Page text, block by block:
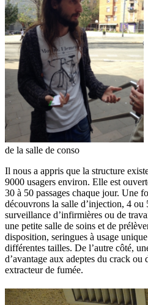
de la salle de conso
Il nous a appris que la structure
9000 usagers environ. Elle est
30 à 50 passages chaque jour. Une
découvrons la salle d’injection, 4 ou
surveillance d’infirmières ou de
une petite salle de soins et de
disposition, seringues à usage
différentes tailles. De l’autre côté,
d’avantage aux adeptes du crack ou
extracteur de fumée.